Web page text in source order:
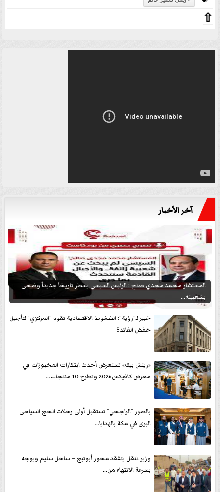
⇧
آخر الأخبار
المستشار محمد مجدي صالح : الرئيس السيسي يسطر تاريخاً جديداً وضحى
بشعبيته...
خبير لـ”رؤية”: الضغوط الاقتصادية تقود ”المركزي” لتأجيل
خفض الفائدة
«ريتش بيك» تستعرض أحدث ابتكارات المخبوزات في
معرض كافيكس2026 وتطرح 10 منتجات...
بالصور ”الراجحي” تستقبل أولى رحلات الحج السياحى
البرى في مكة بالهدايا...
وزير النقل يتفقد محور أبوتيج – ساحل سليم ويوجه
بسرعة الانتهاء من...